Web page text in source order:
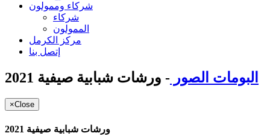
شركاء وممولون
شركاء
الممولون
مركز الكرمل
إتصل بنا
البومات الصور - ورشات شبابية صيفية 2021
×Close
ورشات شبابية صيفية 2021